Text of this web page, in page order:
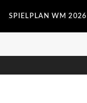
SPIELPLAN WM 2026